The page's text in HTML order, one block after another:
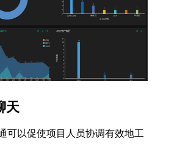
天
可以促使项目人员协调有效地工